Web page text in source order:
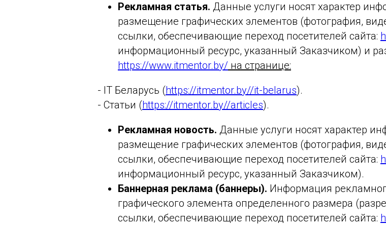
Рекламная статья. Данные услуги носят характер
размещение графических элементов (фотография,
ссылки, обеспечивающие переход посетителей сайта:
информационный ресурс, указанный Заказчиком) и
https://www.itmentor.by/ на странице:
- IT Беларусь (https://itmentor.by//it-belarus).
- Статьи (https://itmentor.by//articles).
Рекламная новость. Данные услуги носят характер
размещение графических элементов (фотография,
ссылки, обеспечивающие переход посетителей сайта:
информационный ресурс, указанный Заказчиком).
Баннерная реклама (баннеры). Информация
графического элемента определенного размера
ссылки, обеспечивающие переход посетителей сайта: